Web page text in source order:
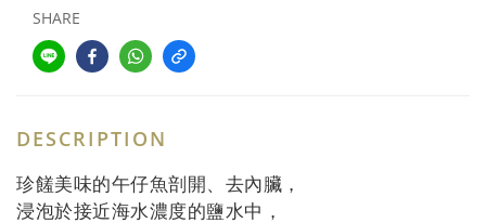
SHARE
DESCRIPTION
珍饈美味的午仔魚剖開、去內臟，
浸泡於接近海水濃度的鹽水中，